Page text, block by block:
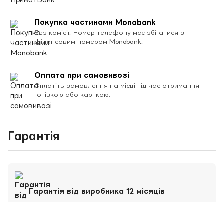
Покупка частинами Monobank
Без комісії. Номер телефону має збігатися з
фінансовим номером Monobank.
Оплата при самовивозі
Оплатіть замовлення на місці під час отримання
готівкою або карткою.
Гарантія
Гарантія від виробника 12 місяців